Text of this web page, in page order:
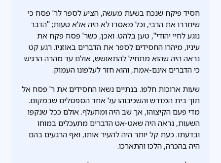
חסיד פיקח שנכח בשעת מעשה, הציע לספר לר' פסח כי
שיחררו את הרבי, וכל מאסרו לא היה אלא טעות; "הדבר
נוגע לחיי יהודי", טען בלהט. ואכן, כשר' פסח פקח את
עיניו, מיהרו החסידים לספר את הדברים באוזניו. רגע קט
נראה היה שהוא מתחיל להתאושש, אולם עד מהרה הרגיש
כי הדברים אינם-אמת, והוא חזר לעלפונו העמוק.
שעות ארוכות חלפו. בנתיים נשאו החסידים את ר' פסח אל
תוך בית המדרש והשכיבוהו על אחד הספסלים שבמקום.
מדי פעם הקיצוהו, אך שב היה ומתעלף. אולם ככל שנקפו
השעות, נראה היה שאט-אט הדברים מתעכלים במוחו
ובדעתו. כעת קל יותר היה להעיר אותו, ואף הרגעים בהם
היה בהכרה, הלכו והתארכו.